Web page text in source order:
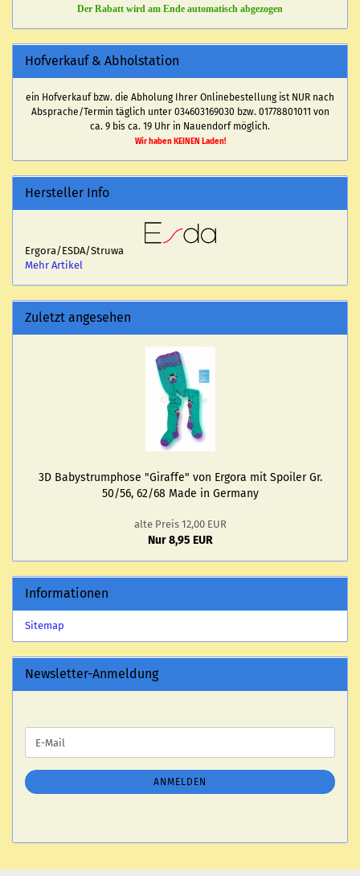
Der Rabatt wird am Ende automatisch abgezogen
Hofverkauf & Abholstation
ein Hofverkauf bzw. die Abholung Ihrer Onlinebestellung ist NUR nach
Absprache/Termin täglich unter 034603169030 bzw. 01778801011 von
ca. 9 bis ca. 19 Uhr in Nauendorf möglich.
Wir haben KEINEN Laden!
Hersteller Info
Ergora/ESDA/Struwa
Mehr Artikel
Zuletzt angesehen
3D Ba­by­strum­pho­se "Gi­raf­fe" von Er­go­ra mit Spoi­ler Gr.
50/56, 62/68 Made in Ger­ma­ny
alte Preis 12,00 EUR
Nur 8,95 EUR
Informationen
Sitemap
Newsletter-Anmeldung
ZUR
ANMELDUNG
E-
Mail
ANMELDEN